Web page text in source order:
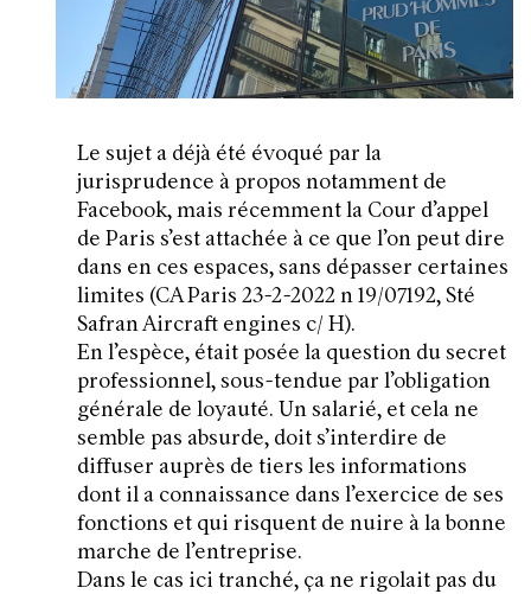
Le sujet a déjà été évoqué par la
jurisprudence à propos notamment de
Facebook, mais récemment la Cour d’appel
de Paris s’est attachée à ce que l’on peut dire
dans en ces espaces, sans dépasser certaines
limites (CA Paris 23-2-2022 n 19/07192, Sté
Safran Aircraft engines c/ H).
En l’espèce, était posée la question du secret
professionnel, sous-tendue par l’obligation
générale de loyauté. Un salarié, et cela ne
semble pas absurde, doit s’interdire de
diffuser auprès de tiers les informations
dont il a connaissance dans l’exercice de ses
fonctions et qui risquent de nuire à la bonne
marche de l’entreprise.
Dans le cas ici tranché, ça ne rigolait pas du